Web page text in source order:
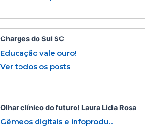
Charges do Sul SC
Educação vale ouro!
Ver todos os posts
Olhar clínico do futuro! Laura Lidia Rosa
Gêmeos digitais e infoprodu...